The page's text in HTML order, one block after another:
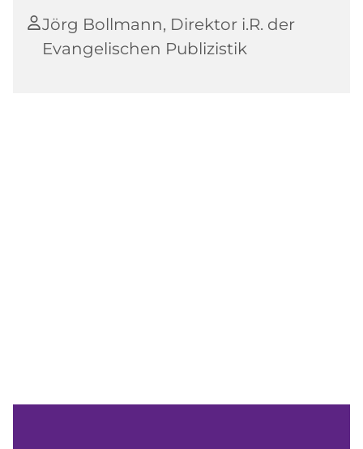
Jörg Bollmann, Direktor i.R. der
Evangelischen Publizistik